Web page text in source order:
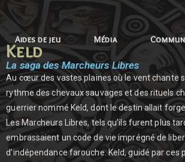
Aides de jeu Média
Keld
La saga des Marcheurs Libres
Au cœur des vastes plaines où le vent chante
rythme des chevaux sauvages et des rituels
guerrier nommé Keld, dont le destin allait
Les Marcheurs Libres, tels qu’ils furent plus
embrassaient un code de vie imprégné de
d’indépendance farouche. Keld, guidé par